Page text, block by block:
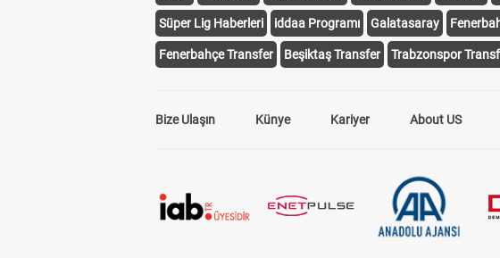
Süper Lig Haberleri iddaa Programı Galatasaray
Fenerbahçe Transfer Beşiktaş Transfer Trabzonspor
Bize Ulaşın Künye Kariyer About US